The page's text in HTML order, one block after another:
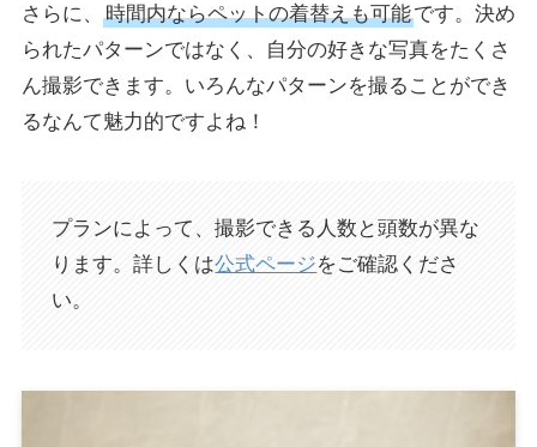
さらに、 時間内ならペットの着替えも可能です。決め
られたパターンではなく、自分の好きな写真をたくさ
ん撮影できます。いろんなパターンを撮ることができ
るなんて魅力的ですよね！
プランによって、撮影できる人数と頭数が異な
ります。詳しくは公式ページをご確認くださ
い。